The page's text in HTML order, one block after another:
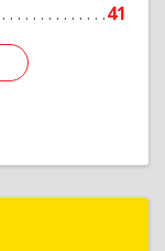
41
Подробнее